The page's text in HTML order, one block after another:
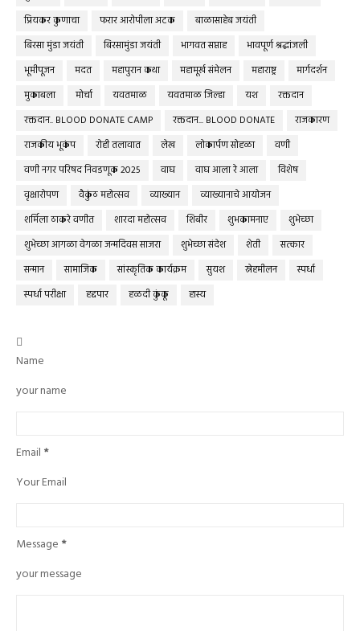
प्रियकर कुणाचा
फरार आरोपीला अटक
बाळासाहेब जयंती
बिरसा मुंडा जयंती
बिरसामुंडा जयंती भागवत सप्ताह
भावपूर्ण श्रद्धांजली
भूमीपूजन
मदत महापुरान कथा महामूर्ख संमेलन महाराष्ट्र
मार्गदर्शन
मुकाबला
मोर्चा यवतमाळ यवतमाळ जिल्हा यश
रक्तदान
रक्तदान.. BLOOD DONATE CAMP
रक्तदान... BLOOD DONATE
राजकारण
राजकीय भूकंप
रोही तलावात लेख लोकार्पण सोहळा
वणी
वणी नगर परिषद निवडणूक 2025
वाघ वाघ आला रे आला
विशेष
वृक्षारोपण
वैकुंठ महोत्सव व्याख्यान
व्याख्यानाचे आयोजन
शर्मिला ठाकरे वणीत
शारदा महोत्सव शिबीर शुभकामनाए
शुभेच्छा
शुभेच्छा आगळा वेगळा जन्मदिवस साजरा
शुभेच्छा संदेश शेती
सत्कार
सन्मान
सामाजिक सांस्कृतिक कार्यक्रम सुयश स्नेहमीलन
स्पर्धा
स्पर्धा परीक्षा
हद्दपार हळदी कुंकू हास्य

Name
your name
Email *
Your Email
Message *
your message